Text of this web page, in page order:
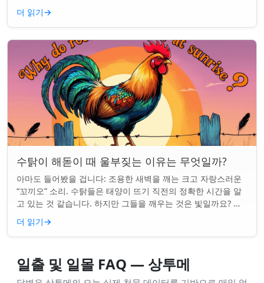
이 아니며 계절과 지구상의 ...
더 읽기→
수탉이 해돋이 때 울부짖는 이유는 무엇일까?
아마도 들어봤을 겁니다: 조용한 새벽을 깨는 크고 자랑스러운
“꼬끼오” 소리. 수탉들은 태양이 뜨기 직전의 정확한 시간을 알
고 있는 것 같습니다. 하지만 그들을 깨우는 것은 빛일까요? 아
니면 더 깊은 무언가일까요? ...
더 읽기→
일출 및 일몰 FAQ — 상투메